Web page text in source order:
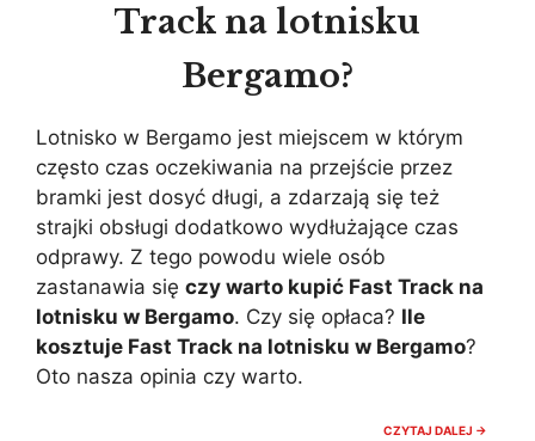
Track na lotnisku
Bergamo?
Lotnisko w Bergamo jest miejscem w którym
często czas oczekiwania na przejście przez
bramki jest dosyć długi, a zdarzają się też
strajki obsługi dodatkowo wydłużające czas
odprawy. Z tego powodu wiele osób
zastanawia się czy warto kupić Fast Track na
lotnisku w Bergamo. Czy się opłaca? Ile
kosztuje Fast Track na lotnisku w Bergamo?
Oto nasza opinia czy warto.
CZYTAJ DALEJ →